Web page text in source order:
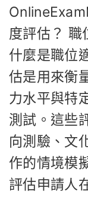
度評估？ 職
什麼是職位
估是用來衡
力水平與特
測試。這些
向測驗、文
作的情境模
評估申請人